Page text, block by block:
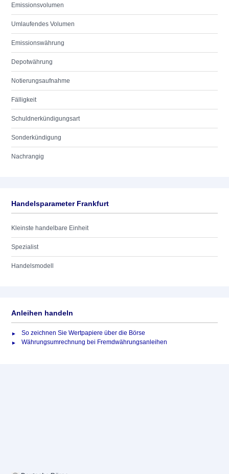
Emissionsvolumen
Umlaufendes Volumen
Emissionswährung
Depotwährung
Notierungsaufnahme
Fälligkeit
Schuldnerkündigungsart
Sonderkündigung
Nachrangig
Handelsparameter Frankfurt
Kleinste handelbare Einheit
Spezialist
Handelsmodell
Anleihen handeln
So zeichnen Sie Wertpapiere über die Börse
Währungsumrechnung bei Fremdwährungsanleihen